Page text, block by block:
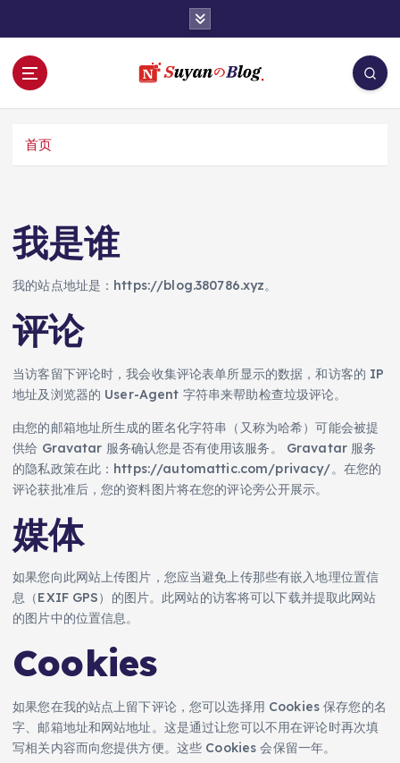
首页
我是谁
我的站点地址是：https://blog.380786.xyz。
评论
当访客留下评论时，我会收集评论表单所显示的数据，和访客的 IP
地址及浏览器的 User-Agent 字符串来帮助检查垃圾评论。
由您的邮箱地址所生成的匿名化字符串（又称为哈希）可能会被提
供给 Gravatar 服务确认您是否有使用该服务。 Gravatar 服务
的隐私政策在此：https://automattic.com/privacy/。在您的
评论获批准后，您的资料图片将在您的评论旁公开展示。
媒体
如果您向此网站上传图片，您应当避免上传那些有嵌入地理位置信
息（EXIF GPS）的图片。此网站的访客将可以下载并提取此网站
的图片中的位置信息。
Cookies
如果您在我的站点上留下评论，您可以选择用 Cookies 保存您的名
字、邮箱地址和网站地址。这是通过让您可以不用在评论时再次填
写相关内容而向您提供方便。这些 Cookies 会保留一年。